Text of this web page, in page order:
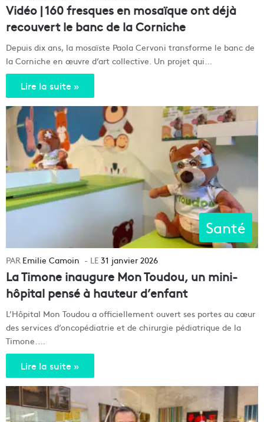
Vidéo | 160 fresques en mosaïque ont déjà
recouvert le banc de la Corniche
Depuis dix ans, la mosaïste Paola Cervoni transforme le banc de
la Corniche en œuvre d’art collective. Un projet qui…
Lire la suite »
Santé
Emilie Camoin 31 janvier 2026
La Timone inaugure Mon Toudou, un mini-
hôpital pensé à hauteur d’enfant
L’Hôpital Mon Toudou a officiellement ouvert ses portes au cœur
des services d’oncopédiatrie et de chirurgie pédiatrique de la
Timone.…
Lire la suite »